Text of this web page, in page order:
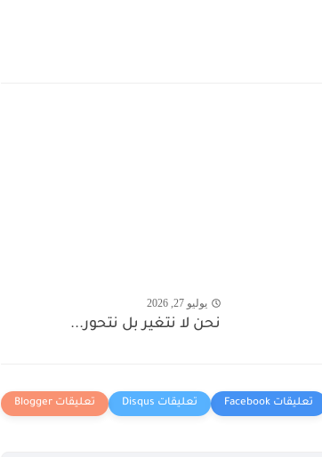
يوليو 27, 2026
نحن لا نتغير بل نتحور...